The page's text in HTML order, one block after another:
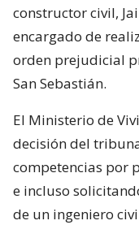
constructor civil,
encargado de
orden prejudicial
San Sebastián.
El Ministerio de
decisión del
competencias por
e incluso
de un ingeniero